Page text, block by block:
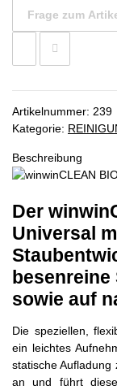
Frage zum
Artikelnummer: 239
Kategorie:
Beschreibung
Der
Universal
sowie auf
Die speziellen,
ein leichtes
statische Aufladung
an und führt